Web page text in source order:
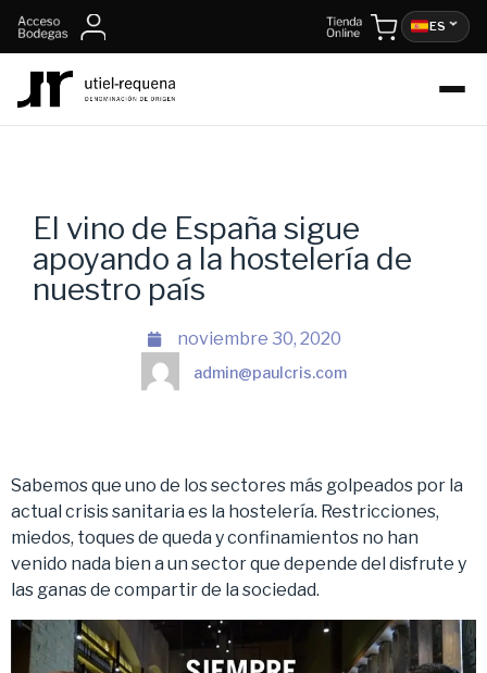
ES
El vino de España sigue
apoyando a la hostelería de
nuestro país
noviembre 30, 2020
admin@paulcris.com
Sabemos que uno de los sectores más golpeados por la
actual crisis sanitaria es la hostelería. Restricciones,
miedos, toques de queda y confinamientos no han
venido nada bien a un sector que depende del disfrute y
las ganas de compartir de la sociedad.